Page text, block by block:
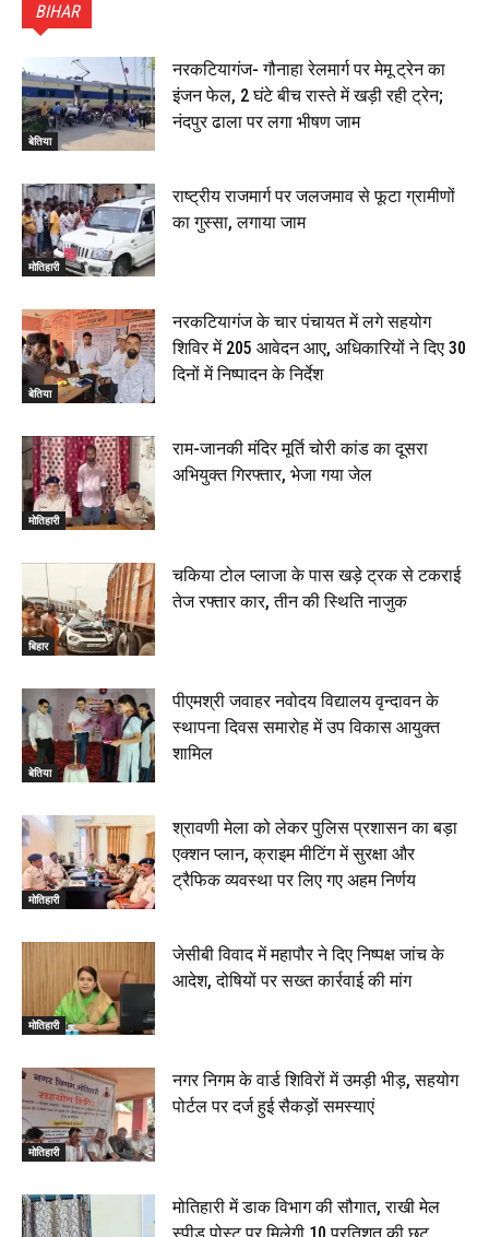
का भव्य पथ संचलन, 5 July 2026
00:22
बेतिया : मझौलिया में 1.24 क्विंटल गांजा के साथ बोलेरो ज़ब्त, दो
तस्कर गिरफ्तार, 4 July 2026
00:33
रक्सौल : सुरक्षा जॉंच को सोना-चांदी दुकानों का एसडीपीओ और
थानाध्यक्ष ने किया निरीक्षण, 19 June 2026
00:58
बेतिया में सगे भाई ने मां के साथ मिलकर की भाई की हत्या, शव
जलाया, दोनों गिरफ्तार, 14 June 2026
00:12
मोतिहारी। NDA सरकार, 12 साल विश्वास के, मीडिया संवाद में
सांसद रधामोहन सिंह, 13 June 2026
02:19
BIHAR
बेतिया
नरकटियागंज- गौनाहा रेलमार्ग पर मेमू ट्रेन का
इंजन फेल, 2 घंटे बीच रास्ते में खड़ी रही ट्रेन;
नंदपुर ढाला पर लगा भीषण जाम
मोतिहारी
राष्ट्रीय राजमार्ग पर जलजमाव से फूटा ग्रामीणों
का गुस्सा, लगाया जाम
बेतिया
नरकटियागंज के चार पंचायत में लगे सहयोग
शिविर में 205 आवेदन आए, अधिकारियों ने दिए 30
दिनों में निष्पादन के निर्देश
मोतिहारी
राम-जानकी मंदिर मूर्ति चोरी कांड का दूसरा
अभियुक्त गिरफ्तार, भेजा गया जेल
बिहार
चकिया टोल प्लाजा के पास खड़े ट्रक से टकराई
तेज रफ्तार कार, तीन की स्थिति नाजुक
बेतिया
पीएमश्री जवाहर नवोदय विद्यालय वृन्दावन के
स्थापना दिवस समारोह में उप विकास आयुक्त
शामिल
मोतिहारी
श्रावणी मेला को लेकर पुलिस प्रशासन का बड़ा
एक्शन प्लान, क्राइम मीटिंग में सुरक्षा और
ट्रैफिक व्यवस्था पर लिए गए अहम निर्णय
मोतिहारी
जेसीबी विवाद में महापौर ने दिए निष्पक्ष जांच के
आदेश, दोषियों पर सख्त कार्रवाई की मांग
मोतिहारी
नगर निगम के वार्ड शिविरों में उमड़ी भीड़, सहयोग
पोर्टल पर दर्ज हुई सैकड़ों समस्याएं
मोतिहारी में डाक विभाग की सौगात, राखी मेल